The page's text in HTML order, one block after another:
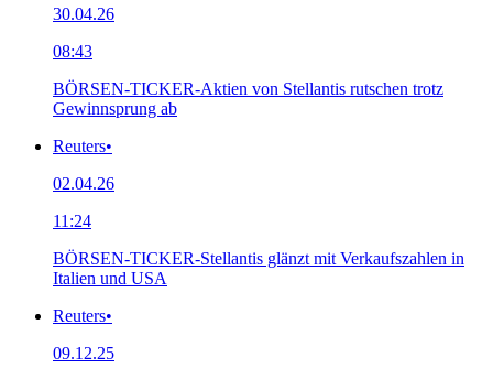
30.04.26
08:43
BÖRSEN-TICKER-Aktien von Stellantis rutschen trotz
Gewinnsprung ab
Reuters•
02.04.26
11:24
BÖRSEN-TICKER-Stellantis glänzt mit Verkaufszahlen in
Italien und USA
Reuters•
09.12.25